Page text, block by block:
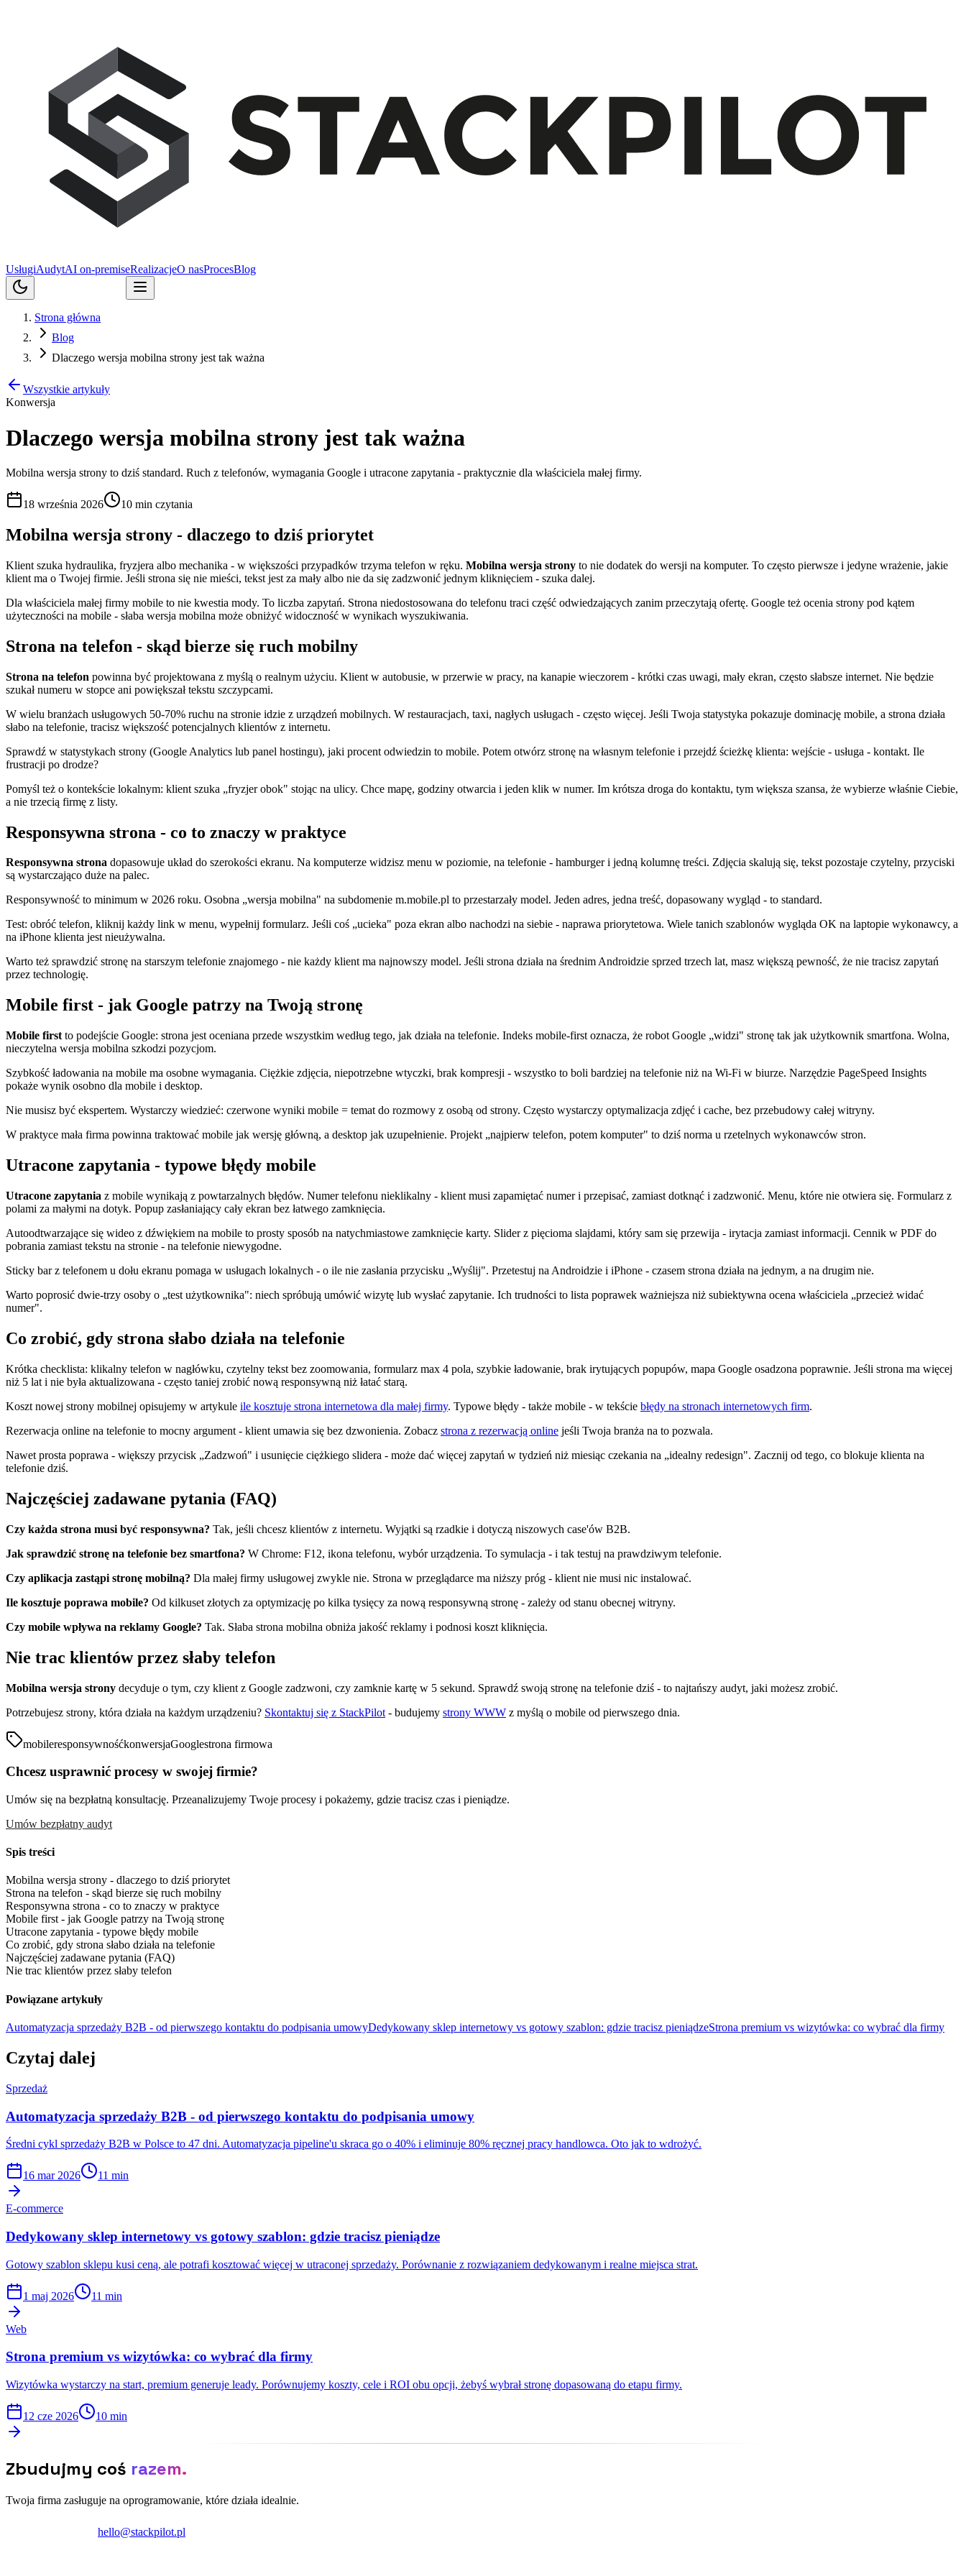
UsługiAudytAI on-premiseRealizacjeO nasProcesBlog
Strona główna
Blog
Dlaczego wersja mobilna strony jest tak ważna
Wszystkie artykuły
Konwersja
Dlaczego wersja mobilna strony jest tak ważna
Mobilna wersja strony to dziś standard. Ruch z telefonów, wymagania Google i utracone zapytania - praktycznie dla właściciela małej firmy.
18 września 2026 10 min czytania
Mobilna wersja strony - dlaczego to dziś priorytet
Klient szuka hydraulika, fryzjera albo mechanika - w większości przypadków trzyma telefon w ręku. Mobilna wersja strony to nie dodatek do wersji na komputer. To często pierwsze i jedyne wrażenie, jakie
klient ma o Twojej firmie. Jeśli strona się nie mieści, tekst jest za mały albo nie da się zadzwonić jednym kliknięciem - szuka dalej.
Dla właściciela małej firmy mobile to nie kwestia mody. To liczba zapytań. Strona niedostosowana do telefonu traci część odwiedzających zanim przeczytają ofertę. Google też ocenia strony pod kątem
użyteczności na mobile - słaba wersja mobilna może obniżyć widoczność w wynikach wyszukiwania.
Strona na telefon - skąd bierze się ruch mobilny
Strona na telefon powinna być projektowana z myślą o realnym użyciu. Klient w autobusie, w przerwie w pracy, na kanapie wieczorem - krótki czas uwagi, mały ekran, często słabsze internet. Nie będzie
szukał numeru w stopce ani powiększał tekstu szczypcami.
W wielu branżach usługowych 50-70% ruchu na stronie idzie z urządzeń mobilnych. W restauracjach, taxi, nagłych usługach - często więcej. Jeśli Twoja statystyka pokazuje dominację mobile, a strona działa
słabo na telefonie, tracisz większość potencjalnych klientów z internetu.
Sprawdź w statystykach strony (Google Analytics lub panel hostingu), jaki procent odwiedzin to mobile. Potem otwórz stronę na własnym telefonie i przejdź ścieżkę klienta: wejście - usługa - kontakt. Ile
frustracji po drodze?
Pomyśl też o kontekście lokalnym: klient szuka „fryzjer obok" stojąc na ulicy. Chce mapę, godziny otwarcia i jeden klik w numer. Im krótsza droga do kontaktu, tym większa szansa, że wybierze właśnie Ciebie,
a nie trzecią firmę z listy.
Responsywna strona - co to znaczy w praktyce
Responsywna strona dopasowuje układ do szerokości ekranu. Na komputerze widzisz menu w poziomie, na telefonie - hamburger i jedną kolumnę treści. Zdjęcia skalują się, tekst pozostaje czytelny, przyciski
są wystarczająco duże na palec.
Responsywność to minimum w 2026 roku. Osobna „wersja mobilna" na subdomenie m.mobile.pl to przestarzały model. Jeden adres, jedna treść, dopasowany wygląd - to standard.
Test: obróć telefon, kliknij każdy link w menu, wypełnij formularz. Jeśli coś „ucieka" poza ekran albo nachodzi na siebie - naprawa priorytetowa. Wiele tanich szablonów wygląda OK na laptopie wykonawcy, a
na iPhone klienta jest nieużywalna.
Warto też sprawdzić stronę na starszym telefonie znajomego - nie każdy klient ma najnowszy model. Jeśli strona działa na średnim Androidzie sprzed trzech lat, masz większą pewność, że nie tracisz zapytań
przez technologię.
Mobile first - jak Google patrzy na Twoją stronę
Mobile first to podejście Google: strona jest oceniana przede wszystkim według tego, jak działa na telefonie. Indeks mobile-first oznacza, że robot Google „widzi" stronę tak jak użytkownik smartfona. Wolna,
nieczytelna wersja mobilna szkodzi pozycjom.
Szybkość ładowania na mobile ma osobne wymagania. Ciężkie zdjęcia, niepotrzebne wtyczki, brak kompresji - wszystko to boli bardziej na telefonie niż na Wi-Fi w biurze. Narzędzie PageSpeed Insights
pokaże wynik osobno dla mobile i desktop.
Nie musisz być ekspertem. Wystarczy wiedzieć: czerwone wyniki mobile = temat do rozmowy z osobą od strony. Często wystarczy optymalizacja zdjęć i cache, bez przebudowy całej witryny.
W praktyce mała firma powinna traktować mobile jak wersję główną, a desktop jak uzupełnienie. Projekt „najpierw telefon, potem komputer" to dziś norma u rzetelnych wykonawców stron.
Utracone zapytania - typowe błędy mobile
Utracone zapytania z mobile wynikają z powtarzalnych błędów. Numer telefonu nieklikalny - klient musi zapamiętać numer i przepisać, zamiast dotknąć i zadzwonić. Menu, które nie otwiera się. Formularz z
polami za małymi na dotyk. Popup zasłaniający cały ekran bez łatwego zamknięcia.
Autoodtwarzające się wideo z dźwiękiem na mobile to prosty sposób na natychmiastowe zamknięcie karty. Slider z pięcioma slajdami, który sam się przewija - irytacja zamiast informacji. Cennik w PDF do
pobrania zamiast tekstu na stronie - na telefonie niewygodne.
Sticky bar z telefonem u dołu ekranu pomaga w usługach lokalnych - o ile nie zasłania przycisku „Wyślij". Przetestuj na Androidzie i iPhone - czasem strona działa na jednym, a na drugim nie.
Warto poprosić dwie-trzy osoby o „test użytkownika": niech spróbują umówić wizytę lub wysłać zapytanie. Ich trudności to lista poprawek ważniejsza niż subiektywna ocena właściciela „przecież widać
numer".
Co zrobić, gdy strona słabo działa na telefonie
Krótka checklista: klikalny telefon w nagłówku, czytelny tekst bez zoomowania, formularz max 4 pola, szybkie ładowanie, brak irytujących popupów, mapa Google osadzona poprawnie. Jeśli strona ma więcej
niż 5 lat i nie była aktualizowana - często taniej zrobić nową responsywną niż łatać starą.
Koszt nowej strony mobilnej opisujemy w artykule ile kosztuje strona internetowa dla małej firmy. Typowe błędy - także mobile - w tekście błędy na stronach internetowych firm.
Rezerwacja online na telefonie to mocny argument - klient umawia się bez dzwonienia. Zobacz strona z rezerwacją online jeśli Twoja branża na to pozwala.
Nawet prosta poprawa - większy przycisk „Zadzwoń" i usunięcie ciężkiego slidera - może dać więcej zapytań w tydzień niż miesiąc czekania na „idealny redesign". Zacznij od tego, co blokuje klienta na
telefonie dziś.
Najczęściej zadawane pytania (FAQ)
Czy każda strona musi być responsywna? Tak, jeśli chcesz klientów z internetu. Wyjątki są rzadkie i dotyczą niszowych case'ów B2B.
Jak sprawdzić stronę na telefonie bez smartfona? W Chrome: F12, ikona telefonu, wybór urządzenia. To symulacja - i tak testuj na prawdziwym telefonie.
Czy aplikacja zastąpi stronę mobilną? Dla małej firmy usługowej zwykle nie. Strona w przeglądarce ma niższy próg - klient nie musi nic instalować.
Ile kosztuje poprawa mobile? Od kilkuset złotych za optymizację po kilka tysięcy za nową responsywną stronę - zależy od stanu obecnej witryny.
Czy mobile wpływa na reklamy Google? Tak. Słaba strona mobilna obniża jakość reklamy i podnosi koszt kliknięcia.
Nie trac klientów przez słaby telefon
Mobilna wersja strony decyduje o tym, czy klient z Google zadzwoni, czy zamknie kartę w 5 sekund. Sprawdź swoją stronę na telefonie dziś - to najtańszy audyt, jaki możesz zrobić.
Potrzebujesz strony, która działa na każdym urządzeniu? Skontaktuj się z StackPilot - budujemy strony WWW z myślą o mobile od pierwszego dnia.
mobileresponsywnośćkonwersjaGooglestrona firmowa
Chcesz usprawnić procesy w swojej firmie?
Umów się na bezpłatną konsultację. Przeanalizujemy Twoje procesy i pokażemy, gdzie tracisz czas i pieniądze.
Umów bezpłatny audyt
Spis treści
Mobilna wersja strony - dlaczego to dziś priorytet
Strona na telefon - skąd bierze się ruch mobilny
Responsywna strona - co to znaczy w praktyce
Mobile first - jak Google patrzy na Twoją stronę
Utracone zapytania - typowe błędy mobile
Co zrobić, gdy strona słabo działa na telefonie
Najczęściej zadawane pytania (FAQ)
Nie trac klientów przez słaby telefon
Powiązane artykuły
Automatyzacja sprzedaży B2B - od pierwszego kontaktu do podpisania umowyDedykowany sklep internetowy vs gotowy szablon: gdzie tracisz pieniądzeStrona premium vs wizytówka: co wybrać dla firmy
Czytaj dalej
Sprzedaż
Automatyzacja sprzedaży B2B - od pierwszego kontaktu do podpisania umowy
Średni cykl sprzedaży B2B w Polsce to 47 dni. Automatyzacja pipeline'u skraca go o 40% i eliminuje 80% ręcznej pracy handlowca. Oto jak to wdrożyć.
16 mar 2026 11 min
E-commerce
Dedykowany sklep internetowy vs gotowy szablon: gdzie tracisz pieniądze
Gotowy szablon sklepu kusi ceną, ale potrafi kosztować więcej w utraconej sprzedaży. Porównanie z rozwiązaniem dedykowanym i realne miejsca strat.
1 maj 2026 11 min
Web
Strona premium vs wizytówka: co wybrać dla firmy
Wizytówka wystarczy na start, premium generuje leady. Porównujemy koszty, cele i ROI obu opcji, żebyś wybrał stronę dopasowaną do etapu firmy.
12 cze 2026 10 min
Zbudujmy coś razem.
Twoja firma zasługuje na oprogramowanie, które działa idealnie.
hello@stackpilot.pl